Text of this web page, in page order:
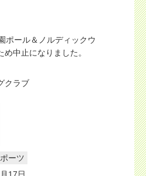
ポール＆ノルディックウ
め中止になりました。
クラブ
ーツ